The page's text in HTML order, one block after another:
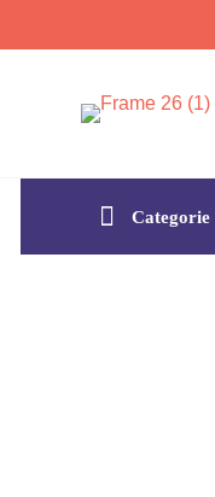
Categorie